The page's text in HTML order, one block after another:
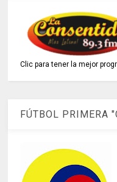
Clic para tener la mejor
FÚTBOL PRIMERA